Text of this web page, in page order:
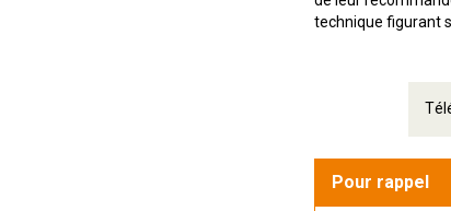
technique figurant
Pour rappel